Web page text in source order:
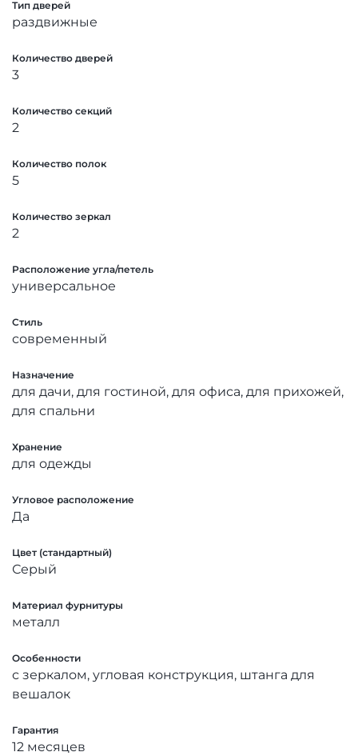
Тип дверей
раздвижные
Количество дверей
3
Количество секций
2
Количество полок
5
Количество зеркал
2
Расположение угла/петель
универсальное
Стиль
современный
Назначение
для дачи, для гостиной, для офиса, для прихожей,
для спальни
Хранение
для одежды
Угловое расположение
Да
Цвет (стандартный)
Серый
Материал фурнитуры
металл
Особенности
с зеркалом, угловая конструкция, штанга для
вешалок
Гарантия
12 месяцев